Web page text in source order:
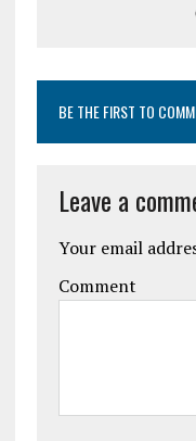
BE THE FIRST TO
Leave a
Your email
Comment